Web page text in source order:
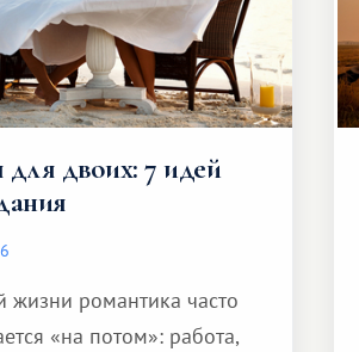
для двоих: 7 идей
жизни романтика часто
«на потом»: работа,